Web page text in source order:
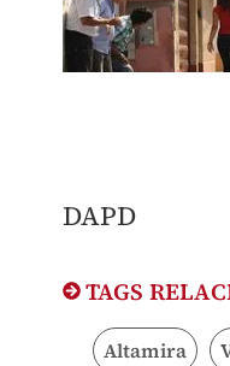
DAPD
TAGS
Altamira